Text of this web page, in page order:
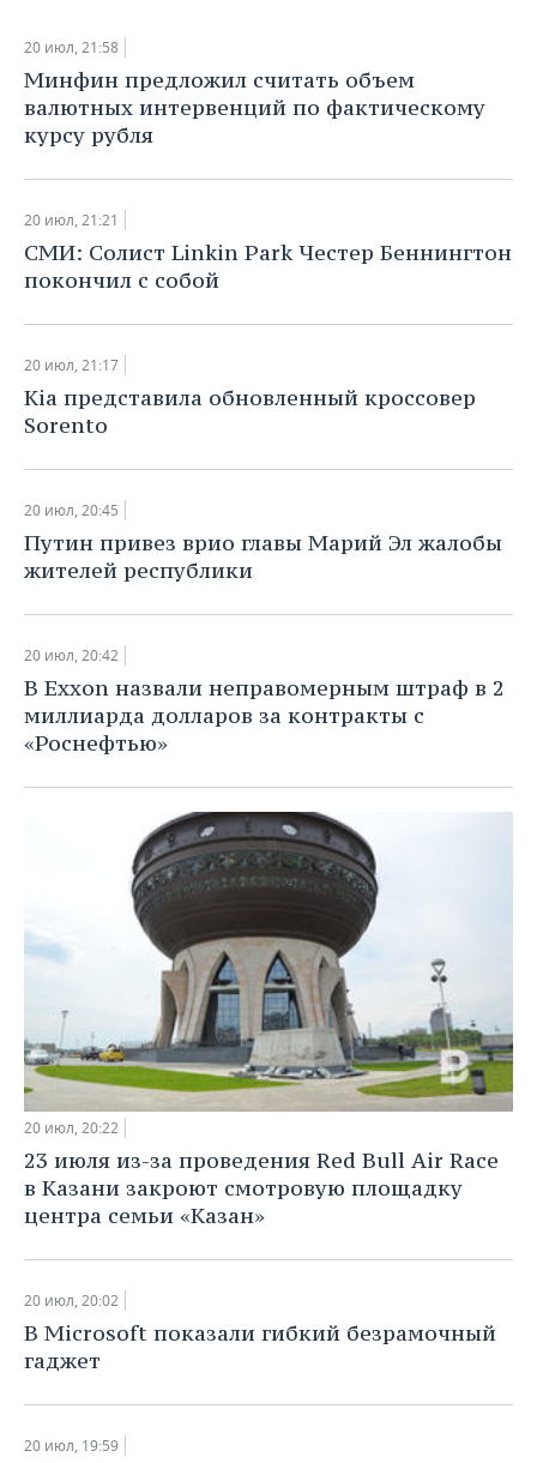
ХОККЕЙ С МЯЧОМ
ПРОИСШЕСТВИЯ
20 июл, 21:58
Минфин предложил считать объем
валютных интервенций по фактическому
курсу рубля
20 июл, 21:21
СМИ: Солист Linkin Park Честер Беннингтон
покончил с собой
20 июл, 21:17
Kia представила обновленный кроссовер
Sorento
20 июл, 20:45
Путин привез врио главы Марий Эл жалобы
жителей республики
20 июл, 20:42
В Exxon назвали неправомерным штраф в 2
миллиарда долларов за контракты с
«Роснефтью»
20 июл, 20:22
23 июля из-за проведения Red Bull Air Race
в Казани закроют смотровую площадку
центра семьи «Казан»
20 июл, 20:02
В Microsoft показали гибкий безрамочный
гаджет
20 июл, 19:59